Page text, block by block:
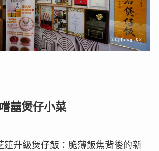
囍煲仔小菜
蓮升級煲仔飯：脆薄飯焦背後的新